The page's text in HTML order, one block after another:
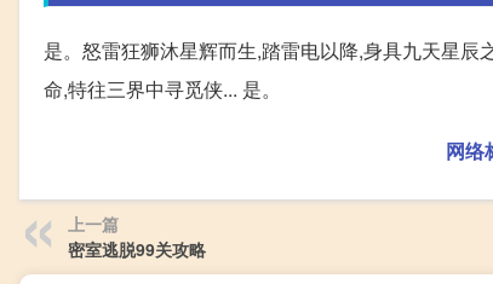
是。怒雷狂狮沐星辉而生,踏雷电以降,身具九天星
命,特往三界中寻觅侠... 是。
网络
上一篇
密室逃脱99关攻略